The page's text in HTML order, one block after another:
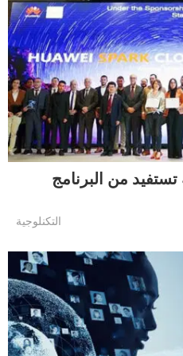
من البرنامج
التكنلوجية